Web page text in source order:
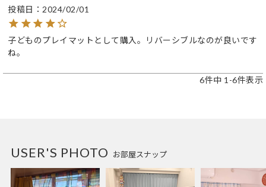
投稿日
2024/02/01
子どものプレイマットとして購入。リバーシブルなのが良いです
ね。
6件中 1 -6件表示
お部屋スナップ
USER'S PHOTO